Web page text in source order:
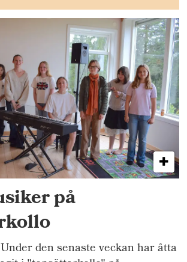
på
den senaste veckan har åtta